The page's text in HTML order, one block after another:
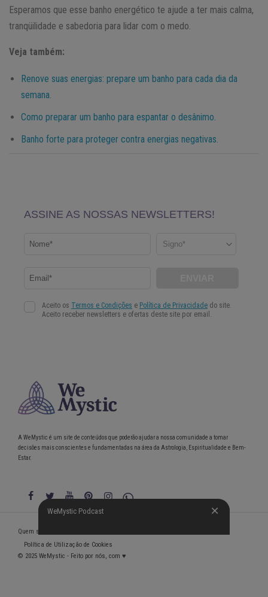
Esperamos que esse banho energético te ajude a ter mais calma,
tranqüilidade e sabedoria para lidar com o medo.
Veja também:
Renove suas energias: prepare um banho para cada dia da
semana.
Como preparar um banho para espantar o desânimo.
Banho forte para proteger contra energias negativas.
WeMystic Podcast
A WeMystic é um site de conteúdos que poderão ajudar a nossa comunidade a tomar
decisões mais conscientes e fundamentadas na área da Astrologia, Espiritualidade e Bem-
Estar.
WeMystic Podcast
Quem somos
Política de Utilização de Cookies
© 2025 WeMystic - Feito por nós, com ♥